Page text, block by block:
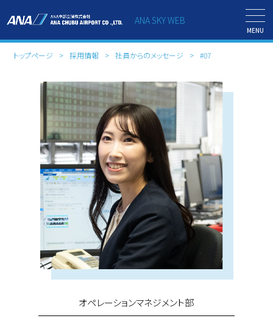
ANA SKY WEB
MENU
トップページ 採用情報 社員からのメッセージ #07
オペレーションマネジメント部